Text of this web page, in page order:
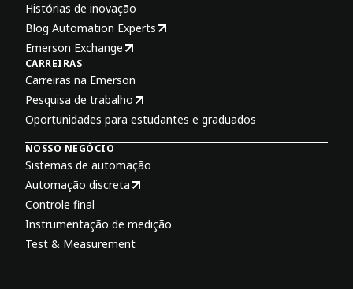
Histórias de inovação
Blog Automation Experts
Emerson Exchange
CARREIRAS
Carreiras na Emerson
Pesquisa de trabalho
Oportunidades para estudantes e graduados
NOSSO NEGÓCIO
Sistemas de automação
Automação discreta
Controle final
Instrumentação de medição
Test & Measurement